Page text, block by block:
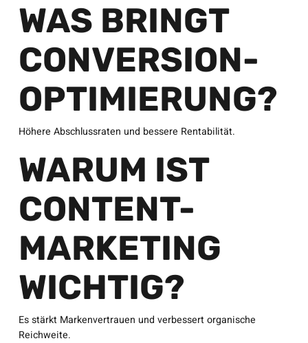
WAS BRINGT
CONVERSION-
OPTIMIERUNG?
Höhere Abschlussraten und bessere Rentabilität.
WARUM IST
CONTENT-
MARKETING
WICHTIG?
Es stärkt Markenvertrauen und verbessert organische
Reichweite.